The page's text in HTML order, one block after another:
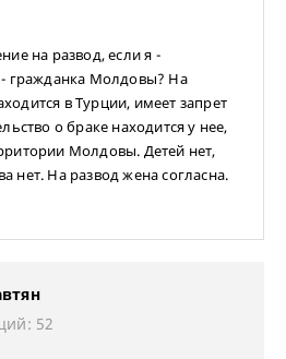
на развод, если я -
гражданка Молдовы? На
в Турции, имеет запрет
о браке находится у нее,
Молдовы. Детей нет,
нет. На развод жена согласна.
52